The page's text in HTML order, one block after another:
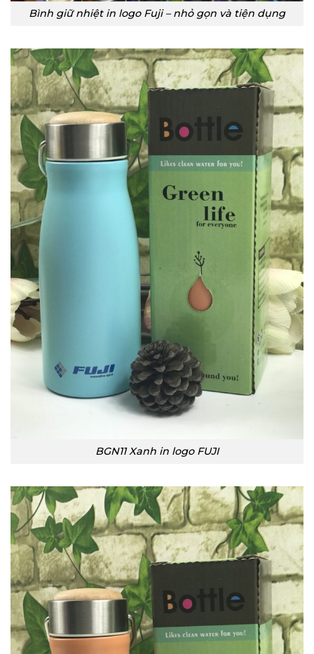
Bình giữ nhiệt in logo Fuji – nhỏ gọn và tiện dụng
BGN11 Xanh in logo FUJI